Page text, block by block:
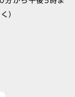
）